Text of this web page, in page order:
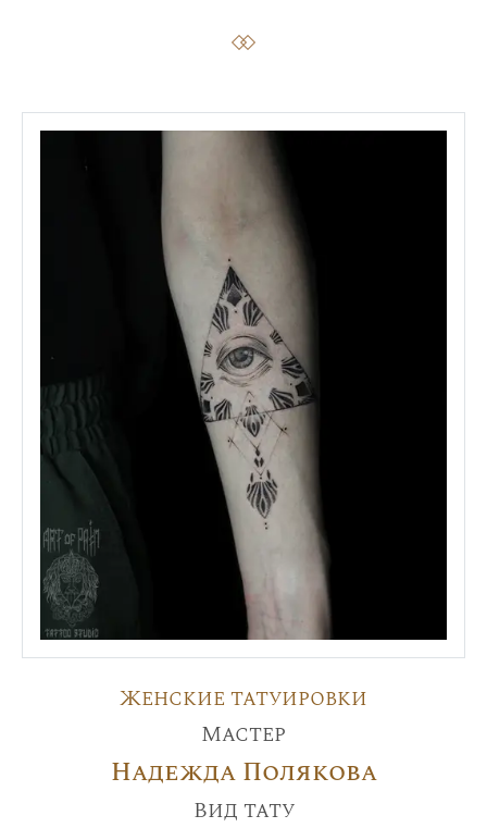
Женские татуировки
Мастер
Надежда Полякова
Вид тату